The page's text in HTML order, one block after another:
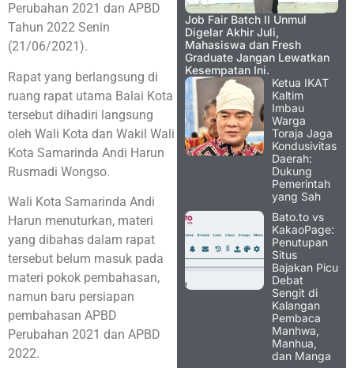
Perubahan 2021 dan APBD
Tahun 2022 Senin
(21/06/2021).
Rapat yang berlangsung di
ruang rapat utama Balai Kota
tersebut dihadiri langsung
oleh Wali Kota dan Wakil Wali
Kota Samarinda Andi Harun
Rusmadi Wongso.
Wali Kota Samarinda Andi
Harun menuturkan, materi
yang dibahas dalam rapat
tersebut belum masuk pada
materi pokok pembahasan,
namun baru persiapan
pembahasan APBD
Perubahan 2021 dan APBD
2022.
Job Fair Batch II Unmul
Digelar Akhir Juli,
Mahasiswa dan Fresh
Graduate Jangan Lewatkan
Kesempatan Ini.
Ketua IKAT
Kaltim
Imbau
Warga
Toraja Jaga
Kondusivitas
Daerah:
Dukung
Pemerintah
yang Sah
Bato.to vs
KakaoPage:
Penutupan
Situs
Bajakan Picu
Debat
Sengit di
Kalangan
Pembaca
Manhwa,
Manhua,
dan Manga